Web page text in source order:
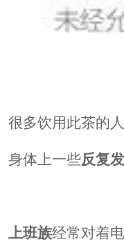
很多饮用此茶的人
身体上一些反复
上班族经常对着